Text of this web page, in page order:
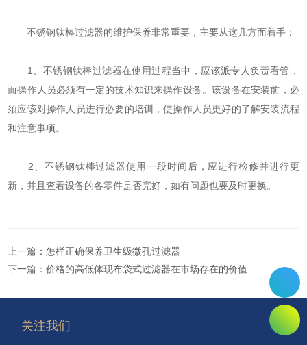
不锈钢钛棒过滤器的维护保养非常重要，主要从这几方面着手：
1、不锈钢钛棒过滤器在使用过程当中，应该派专人负责看管，
而操作人员必须有一定的技术知识来操作设备。该设备在安装前，必
须应该对操作人员进行必要的培训，使操作人员更好的了解安装流程
和注意事项。
2、不锈钢钛棒过滤器使用一段时间后，应进行检修并进行更
新，并且查看设备的各零件是否完好，如有问题也要及时更换。
上一篇：怎样正确保养卫生级微孔过滤器
下一篇：价格的高低体现布袋式过滤器在市场存在的价值
关注我们